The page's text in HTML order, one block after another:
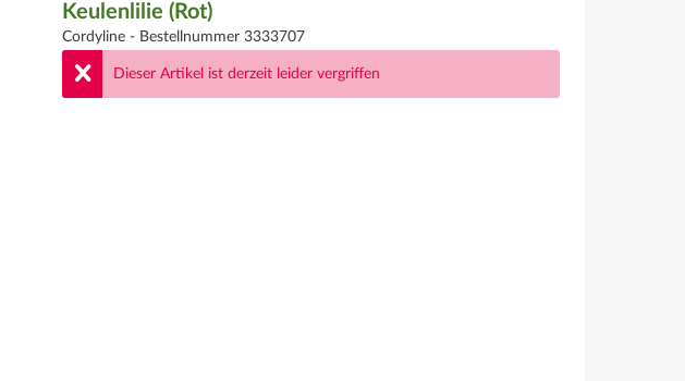
Keulenlilie (Rot)
Cordyline - Bestellnummer 3333707
Dieser Artikel ist derzeit leider vergriffen